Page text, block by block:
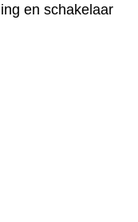
en schakelaar